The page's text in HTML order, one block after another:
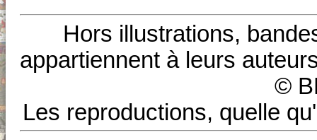
Hors illustrations,
appartiennent à leurs
©
Les reproductions, quelle